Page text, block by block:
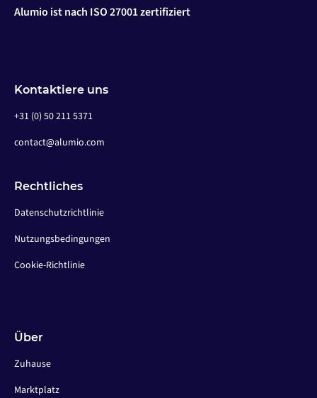
Alumio ist nach ISO 27001 zertifiziert
Kontaktiere uns
+31 (0) 50 211 5371
contact@alumio.com
Rechtliches
Datenschutzrichtlinie
Nutzungsbedingungen
Cookie-Richtlinie
Über
Zuhause
Marktplatz